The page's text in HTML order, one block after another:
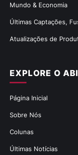
EXPLORE O
Página Inicial
Sobre Nós
Colunas
Últimas Notícias
Mundo & Economia
Últimas Captações,
Atualizações de